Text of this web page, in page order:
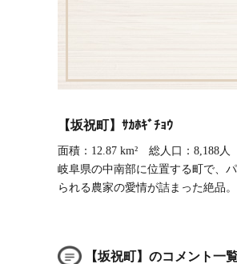
【坂祝町】ｻｶﾎｷﾞﾁｮｳ
面積：12.87 km² 総人口：8,188人
岐阜県の中南部に位置する町で、
られる農家の愛情が詰まった絶品。
【坂祝町】のコメント一